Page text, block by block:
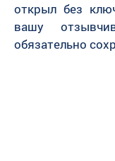
открыл без
вашу
обязательно